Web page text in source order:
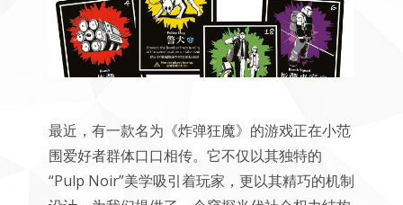
最近，有一款名为《炸弹狂魔》的游戏正在小范
围爱好者群体口口相传。它不仅以其独特的
“Pulp Noir”美学吸引着玩家，更以其精巧的机制